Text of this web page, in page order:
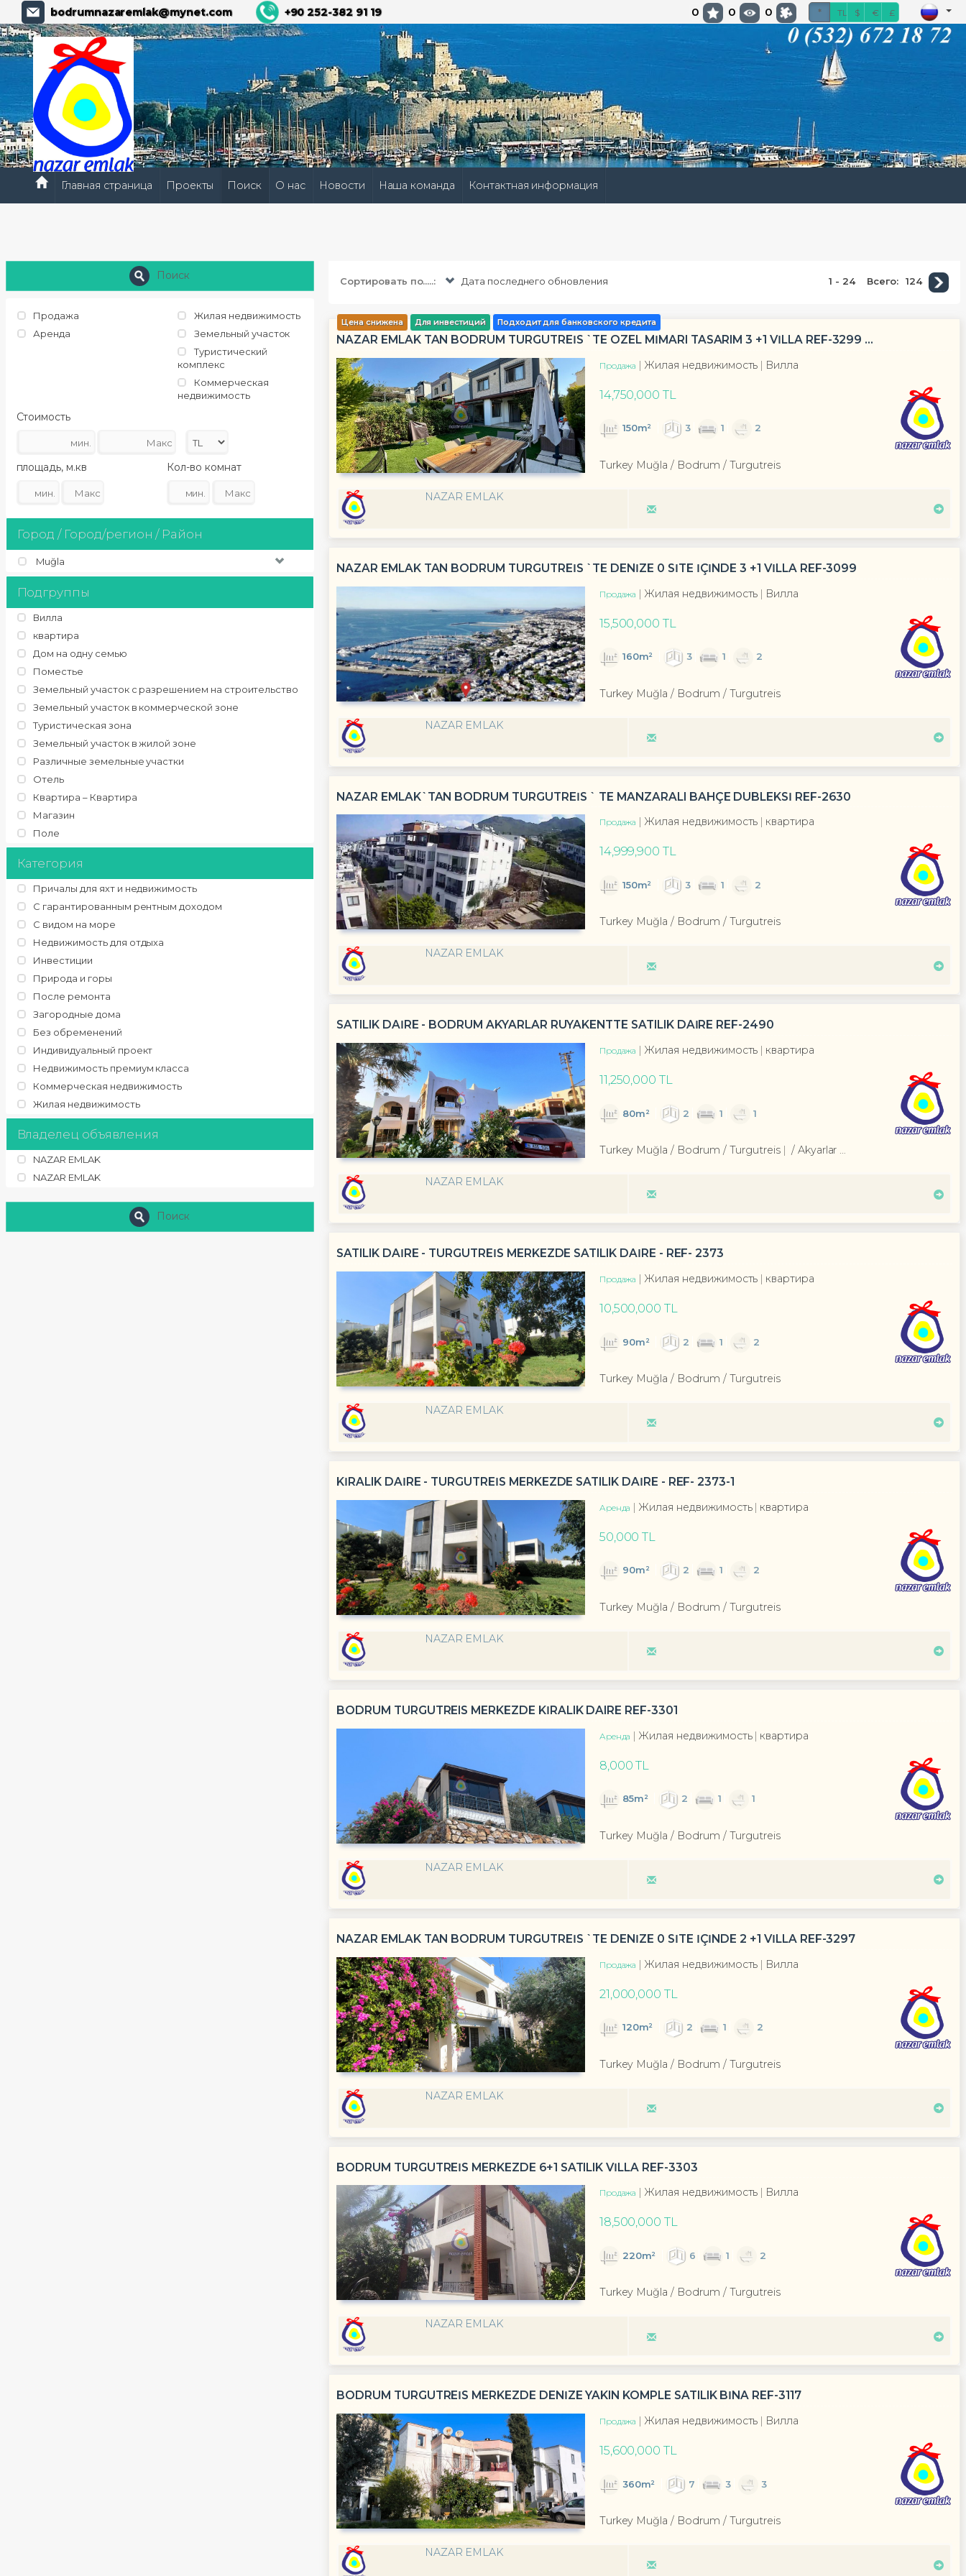
bodrumnazaremlak@mynet.com +90 252-382 91 19 0 0 0 * TL $ € £
Главная страница Проекты Поиск О нас Новости Наша команда Контактная информация
Поиск
Продажа
Аренда
Жилая недвижимость
Земельный участок
Туристический
комплекс
Коммерческая
недвижимость
Стоимость
площадь, м.кв Кол-во комнат
Город / Город/регион / Район
Muğla
Подгруппы
Вилла
квартира
Дом на одну семью
Поместье
Земельный участок с разрешением на строительство
Земельный участок в коммерческой зоне
Туристическая зона
Земельный участок в жилой зоне
Различные земельные участки
Отель
Квартира – Квартира
Магазин
Поле
Категория
Причалы для яхт и недвижимость
С гарантированным рентным доходом
С видом на море
Недвижимость для отдыха
Инвестиции
Природа и горы
После ремонта
Загородные дома
Без обременений
Индивидуальный проект
Недвижимость премиум класса
Коммерческая недвижимость
Жилая недвижимость
Владелец объявления
NAZAR EMLAK
NAZAR EMLAK
Поиск
Сортировать по.....: Дата последнего обновления 1 - 24 Всего: 124
Цена снижена Для инвестиций Подходит для банковского кредита
NAZAR EMLAK TAN BODRUM TURGUTREİS `TE ÖZEL MİMARI TASARIM 3 +1 VİLLA REF-3299 ...
Продажа Жилая недвижимость Вилла
14,750,000 TL
150m² 3 1 2
Turkey Muğla / Bodrum / Turgutreis
NAZAR EMLAK
NAZAR EMLAK TAN BODRUM TURGUTREİS `TE DENİZE 0 SİTE İÇİNDE 3 +1 VİLLA REF-3099
Продажа Жилая недвижимость Вилла
15,500,000 TL
160m² 3 1 2
Turkey Muğla / Bodrum / Turgutreis
NAZAR EMLAK
NAZAR EMLAK`TAN BODRUM TURGUTREİS ` TE MANZARALI BAHÇE DUBLEKSİ REF-2630
Продажа Жилая недвижимость квартира
14,999,900 TL
150m² 3 1 2
Turkey Muğla / Bodrum / Turgutreis
NAZAR EMLAK
SATILIK DAİRE - BODRUM AKYARLAR RÜYAKENTTE SATILIK DAİRE REF-2490
Продажа Жилая недвижимость квартира
11,250,000 TL
80m² 2 1 1
Turkey Muğla / Bodrum / Turgutreis / Akyarlar Mah.
NAZAR EMLAK
SATILIK DAİRE - TURGUTREİS MERKEZDE SATILIK DAİRE - REF- 2373
Продажа Жилая недвижимость квартира
10,500,000 TL
90m² 2 1 2
Turkey Muğla / Bodrum / Turgutreis
NAZAR EMLAK
KİRALIK DAİRE - TURGUTREİS MERKEZDE SATILIK DAİRE - REF- 2373-1
Аренда Жилая недвижимость квартира
50,000 TL
90m² 2 1 2
Turkey Muğla / Bodrum / Turgutreis
NAZAR EMLAK
BODRUM TURGUTREIS MERKEZDE KİRALIK DAIRE REF-3301
Аренда Жилая недвижимость квартира
8,000 TL
85m² 2 1 1
Turkey Muğla / Bodrum / Turgutreis
NAZAR EMLAK
NAZAR EMLAK TAN BODRUM TURGUTREİS `TE DENİZE 0 SİTE İÇİNDE 2 +1 VİLLA REF-3297
Продажа Жилая недвижимость Вилла
21,000,000 TL
120m² 2 1 2
Turkey Muğla / Bodrum / Turgutreis
NAZAR EMLAK
BODRUM TURGUTREİS MERKEZDE 6+1 SATILIK VİLLA REF-3303
Продажа Жилая недвижимость Вилла
18,500,000 TL
220m² 6 1 2
Turkey Muğla / Bodrum / Turgutreis
NAZAR EMLAK
BODRUM TURGUTREİS MERKEZDE DENİZE YAKIN KOMPLE SATILIK BİNA REF-3117
Продажа Жилая недвижимость Вилла
15,600,000 TL
360m² 7 3 3
Turkey Muğla / Bodrum / Turgutreis
NAZAR EMLAK